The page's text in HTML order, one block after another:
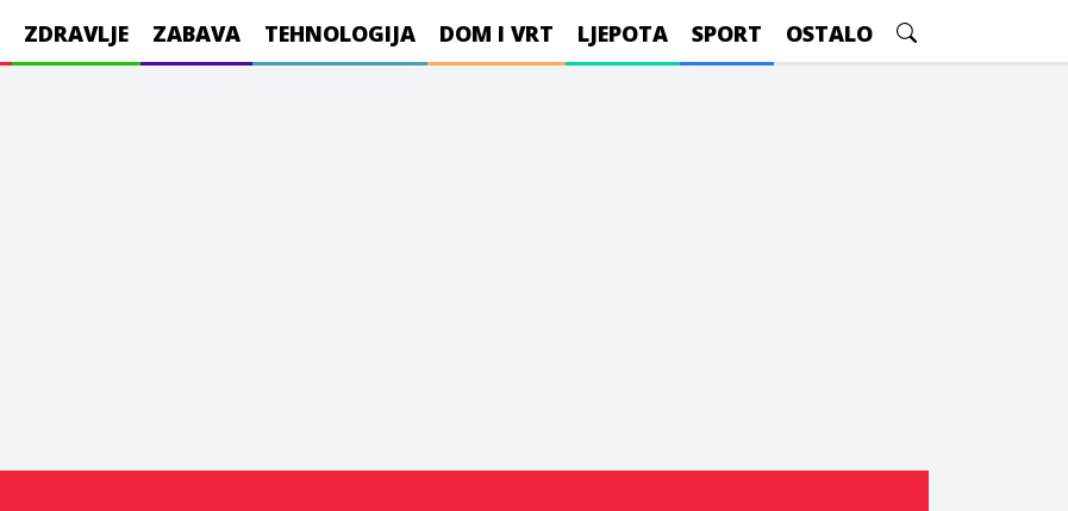
ZDRAVLJE ZABAVA TEHNOLOGIJA DOM I VRT LJEPOTA SPORT OSTALO